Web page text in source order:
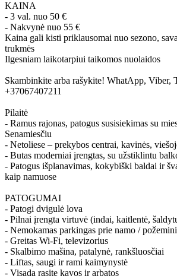
KAINA
- 3 val. nuo 50 €
- Nakvynė nuo 55 €
Kaina gali kisti priklausomai nuo sezono,
trukmės
Ilgesniam laikotarpiui taikomos nuolaidos
Skambinkite arba rašykite! WhatApp, Viber,
+37067407211
Pilaitė
- Ramus rajonas, patogus susisiekimas su
Senamiesčiu
- Netoliese – prekybos centrai, kavinės,
- Butas moderniai įrengtas, su užstiklintu
- Patogus išplanavimas, kokybiški baldai ir
kaip namuose
PATOGUMAI
- Patogi dvigulė lova
- Pilnai įrengta virtuvė (indai, kaitlentė,
- Nemokamas parkingas prie namo /
- Greitas Wi-Fi, televizorius
- Skalbimo mašina, patalynė, rankšluosčiai
- Liftas, saugi ir rami kaimynystė
- Visada rasite kavos ir arbatos